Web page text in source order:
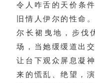
令人咋舌的天价条
旧情人伊尔的性命
尔长裙曳地，步伐
场，当她缓缓道出
让台下观众屏息凝
来的慌乱、绝望，